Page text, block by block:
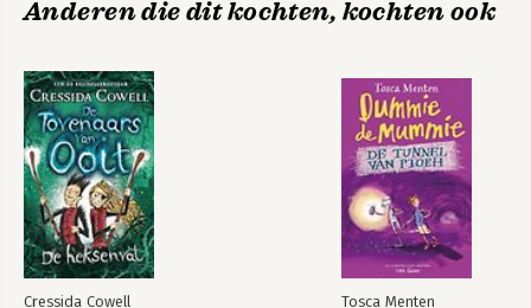
Anderen die dit kochten, kochten ook
Cressida Cowell Tosca Menten